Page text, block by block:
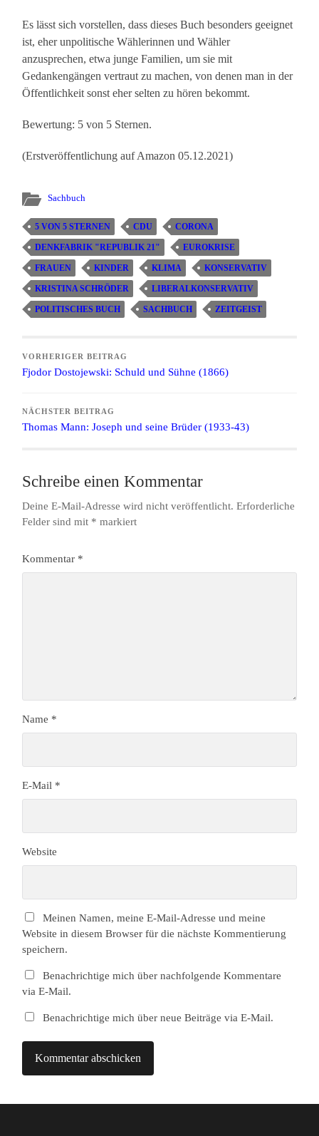
Es lässt sich vorstellen, dass dieses Buch besonders geeignet
ist, eher unpolitische Wählerinnen und Wähler
anzusprechen, etwa junge Familien, um sie mit
Gedankengängen vertraut zu machen, von denen man in der
Öffentlichkeit sonst eher selten zu hören bekommt.
Bewertung: 5 von 5 Sternen.
(Erstveröffentlichung auf Amazon 05.12.2021)
Sachbuch
5 VON 5 STERNEN CDU CORONA
DENKFABRIK "REPUBLIK 21" EUROKRISE
FRAUEN KINDER KLIMA KONSERVATIV
KRISTINA SCHRÖDER LIBERALKONSERVATIV
POLITISCHES BUCH SACHBUCH ZEITGEIST
VORHERIGER BEITRAG
Fjodor Dostojewski: Schuld und Sühne (1866)
NÄCHSTER BEITRAG
Thomas Mann: Joseph und seine Brüder (1933-43)
Schreibe einen Kommentar
Deine E-Mail-Adresse wird nicht veröffentlicht. Erforderliche
Felder sind mit * markiert
Kommentar *
Name *
E-Mail *
Website
Meinen Namen, meine E-Mail-Adresse und meine
Website in diesem Browser für die nächste Kommentierung
speichern.
Benachrichtige mich über nachfolgende Kommentare
via E-Mail.
Benachrichtige mich über neue Beiträge via E-Mail.